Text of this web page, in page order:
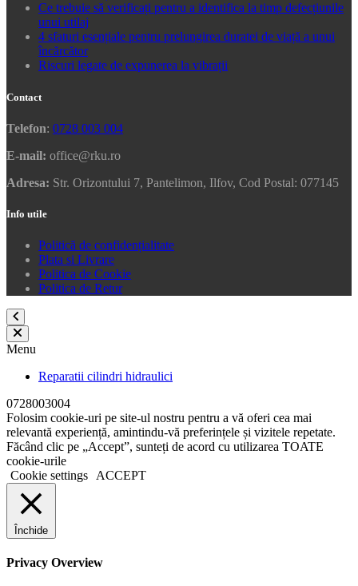
Ce trebuie să verificați pentru a identifica la timp defecțiunile
unui utilaj
4 sfaturi esențiale pentru prelungirea duratei de viață a unui
încărcător
Riscuri legate de expunerea la vibrații
Contact
Telefon: 0728 003 004
E-mail: office@rku.ro
Adresa: Str. Orizontului 7, Pantelimon, Ilfov, Cod Postal: 077145
Info utile
Politică de confidențialitate
Plata si Livrare
Politica de Cookie
Politica de Retur
Menu
Reparatii cilindri hidraulici
0728003004
Folosim cookie-uri pe site-ul nostru pentru a vă oferi cea mai
relevantă experiență, amintindu-vă preferințele și vizitele repetate.
Făcând clic pe „Accept”, sunteți de acord cu utilizarea TOATE
cookie-urile
Cookie settings
ACCEPT
Închide
Privacy Overview